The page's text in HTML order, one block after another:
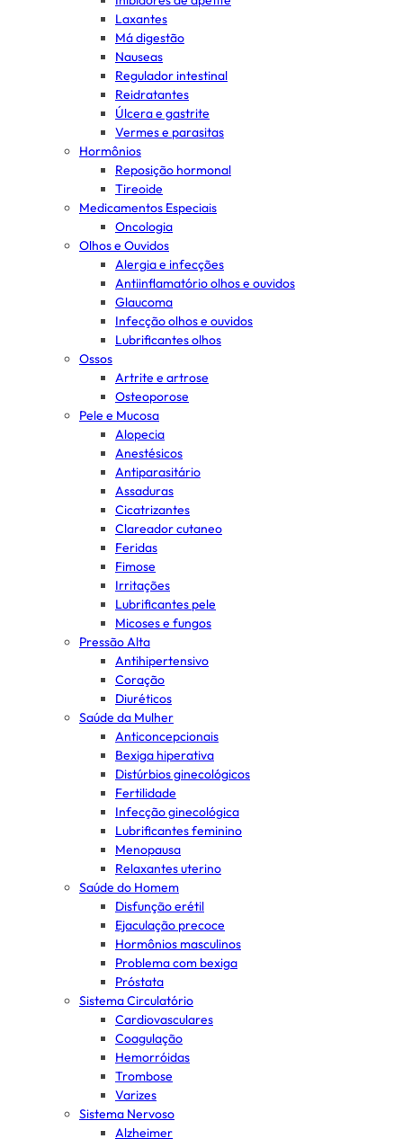
Laxantes
Má digestão
Nauseas
Regulador intestinal
Reidratantes
Úlcera e gastrite
Vermes e parasitas
Hormônios
Reposição hormonal
Tireoide
Medicamentos Especiais
Oncologia
Olhos e Ouvidos
Alergia e infecções
Antiinflamatório olhos e ouvidos
Glaucoma
Infecção olhos e ouvidos
Lubrificantes olhos
Ossos
Artrite e artrose
Osteoporose
Pele e Mucosa
Alopecia
Anestésicos
Antiparasitário
Assaduras
Cicatrizantes
Clareador cutaneo
Feridas
Fimose
Irritações
Lubrificantes pele
Micoses e fungos
Pressão Alta
Antihipertensivo
Coração
Diuréticos
Saúde da Mulher
Anticoncepcionais
Bexiga hiperativa
Distúrbios ginecológicos
Fertilidade
Infecção ginecológica
Lubrificantes feminino
Menopausa
Relaxantes uterino
Saúde do Homem
Disfunção erétil
Ejaculação precoce
Hormônios masculinos
Problema com bexiga
Próstata
Sistema Circulatório
Cardiovasculares
Coagulação
Hemorróidas
Trombose
Varizes
Sistema Nervoso
Alzheimer